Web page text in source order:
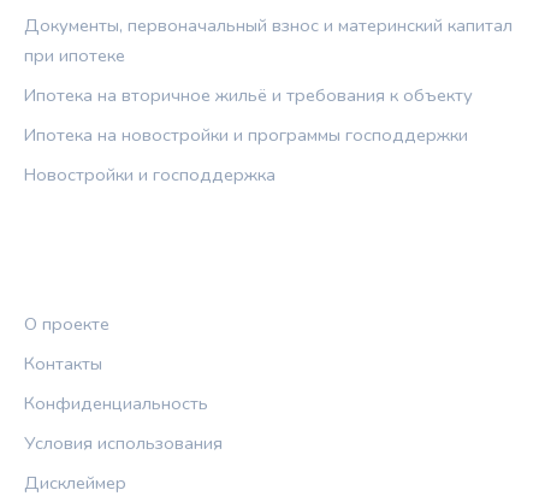
Документы, первоначальный взнос и материнский капитал
при ипотеке
Ипотека на вторичное жильё и требования к объекту
Ипотека на новостройки и программы господдержки
Новостройки и господдержка
О проекте
Контакты
Конфиденциальность
Условия использования
Дисклеймер